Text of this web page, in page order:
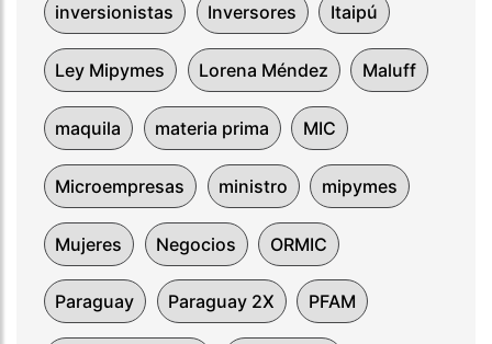
inversionistas Inversores Itaipú
Ley Mipymes Lorena Méndez Maluff
maquila materia prima MIC
Microempresas ministro mipymes
Mujeres Negocios ORMIC
Paraguay Paraguay 2X PFAM